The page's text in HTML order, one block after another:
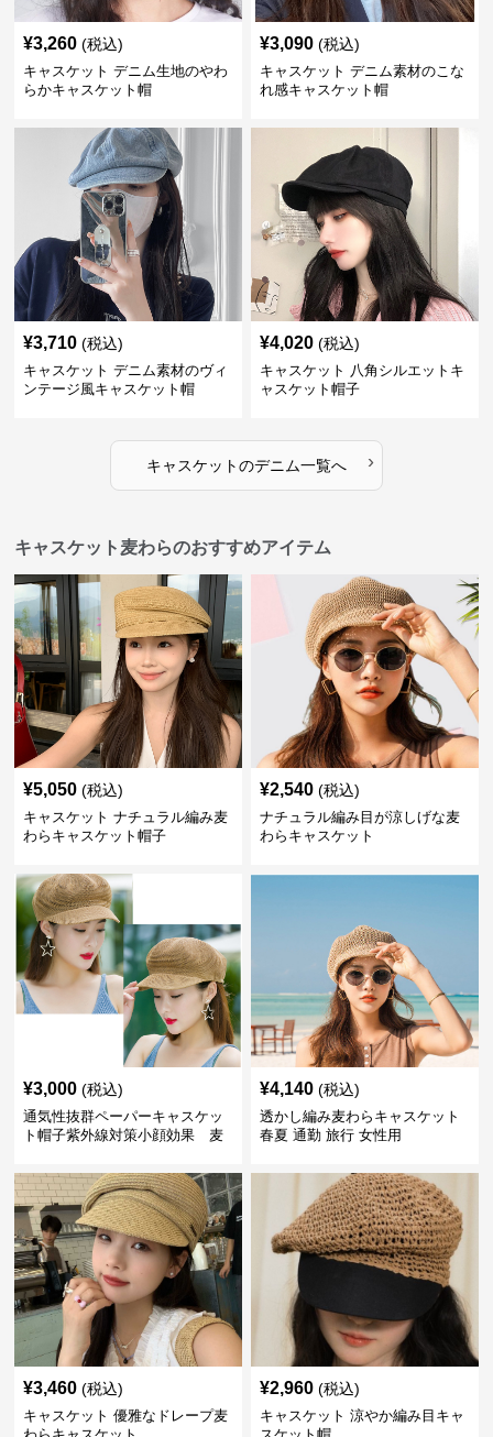
¥3,260 (税込)
キャスケット デニム生地のやわ
らかキャスケット帽
¥3,090 (税込)
キャスケット デニム素材のこな
れ感キャスケット帽
¥3,710 (税込)
キャスケット デニム素材のヴィ
ンテージ風キャスケット帽
¥4,020 (税込)
キャスケット 八角シルエットキ
ャスケット帽子
キャスケットのデニム一覧へ ›
キャスケット麦わらのおすすめアイテム
¥5,050 (税込)
キャスケット ナチュラル編み麦
わらキャスケット帽子
¥2,540 (税込)
ナチュラル編み目が涼しげな麦
わらキャスケット
¥3,000 (税込)
通気性抜群ペーパーキャスケッ
ト帽子紫外線対策小顔効果 麦
¥4,140 (税込)
透かし編み麦わらキャスケット
春夏 通勤 旅行 女性用
¥3,460 (税込)
キャスケット 優雅なドレープ麦
¥2,960 (税込)
キャスケット 涼やか編み目キャ